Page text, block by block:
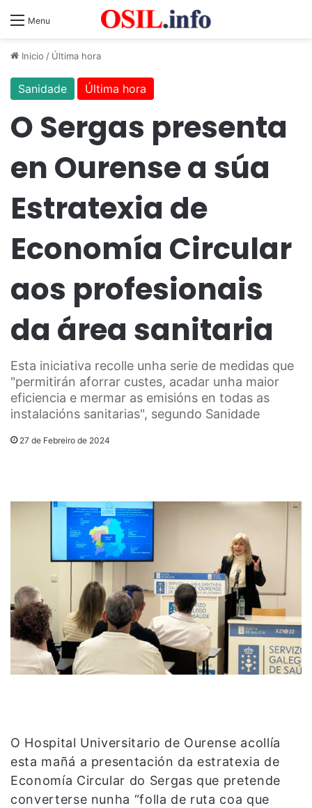
Menu
Inicio / Última hora
Sanidade Última hora
O Sergas presenta
en Ourense a súa
Estratexia de
Economía Circular
aos profesionais
da área sanitaria
Esta iniciativa recolle unha serie de medidas que
"permitirán aforrar custes, acadar unha maior
eficiencia e mermar as emisións en todas as
instalacións sanitarias", segundo Sanidade
27 de Febreiro de 2024
O Hospital Universitario de Ourense acollía
esta mañá a presentación da estratexia de
Economía Circular do Sergas que pretende
converterse nunha “folla de ruta coa que